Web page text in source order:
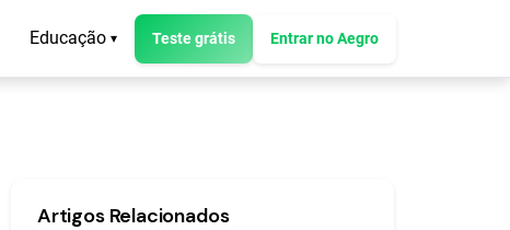
Educação ▾ Teste grátis Entrar no Aegro
Artigos Relacionados